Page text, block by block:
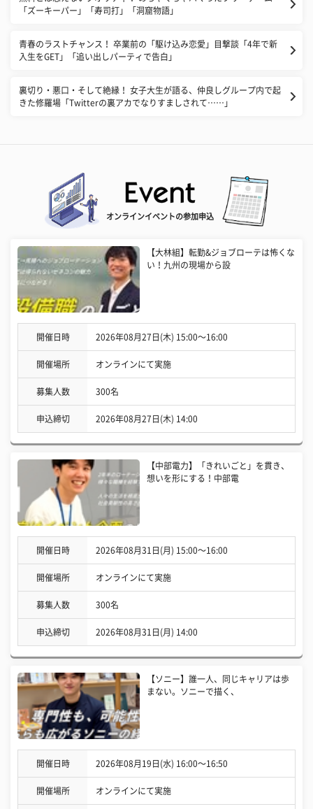
「ズーキーパー」「寿司打」「洞窟物語」
青春のラストチャンス！ 卒業前の「駆け込み恋愛」目撃談「4年で新
入生をGET」「追い出しパーティで告白」
裏切り・悪口・そして絶縁！ 女子大生が語る、仲良しグループ内で起
きた修羅場「Twitterの裏アカでなりすましされて……」
オンラインイベントの参加申込
【大林組】転勤&ジョブローテは怖くな
い！九州の現場から設
開催日時 2026年08月27日(木) 15:00〜16:00
開催場所 オンラインにて実施
募集人数 300名
申込締切 2026年08月27日(木) 14:00
【中部電力】「きれいごと」を貫き、
想いを形にする！中部電
開催日時 2026年08月31日(月) 15:00〜16:00
開催場所 オンラインにて実施
募集人数 300名
申込締切 2026年08月31日(月) 14:00
【ソニー】誰一人、同じキャリアは歩
まない。ソニーで描く、
開催日時 2026年08月19日(水) 16:00〜16:50
開催場所 オンラインにて実施